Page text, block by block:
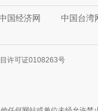
国经济网 中国台湾
许可证0108263号